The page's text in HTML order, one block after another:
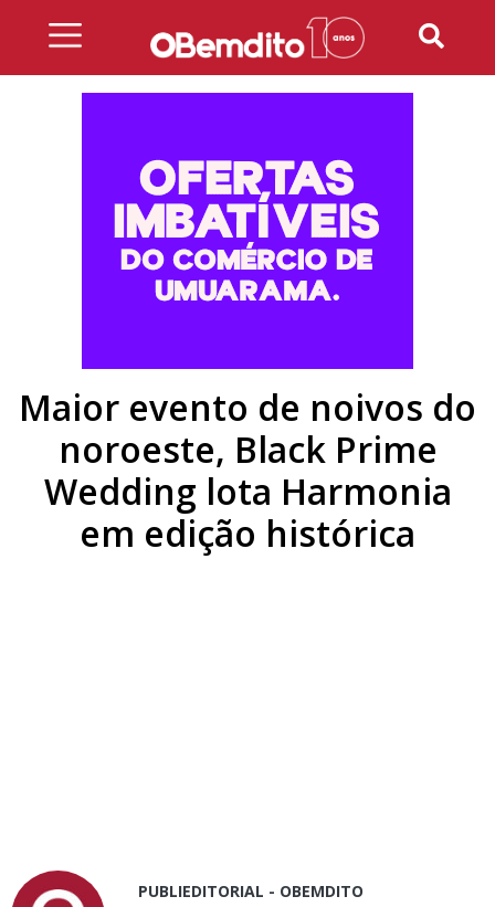
Maior evento de noivos do
noroeste, Black Prime
Wedding lota Harmonia
em edição histórica
PUBLIEDITORIAL - OBEMDITO